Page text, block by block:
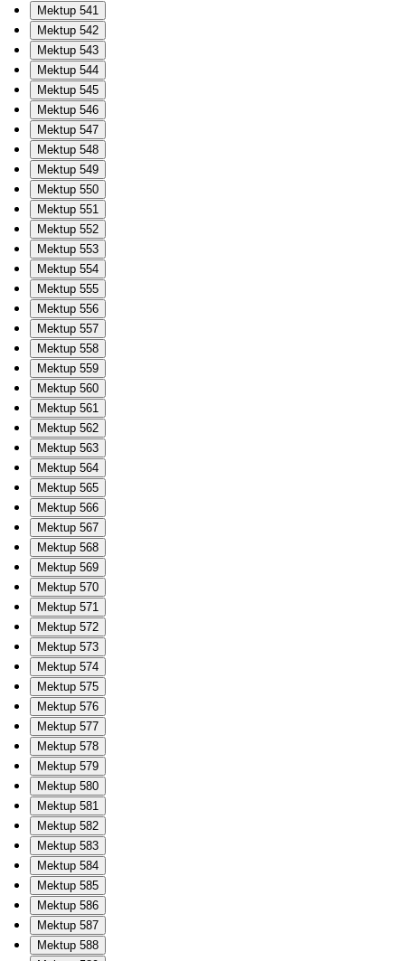
Mektup 541
Mektup 542
Mektup 543
Mektup 544
Mektup 545
Mektup 546
Mektup 547
Mektup 548
Mektup 549
Mektup 550
Mektup 551
Mektup 552
Mektup 553
Mektup 554
Mektup 555
Mektup 556
Mektup 557
Mektup 558
Mektup 559
Mektup 560
Mektup 561
Mektup 562
Mektup 563
Mektup 564
Mektup 565
Mektup 566
Mektup 567
Mektup 568
Mektup 569
Mektup 570
Mektup 571
Mektup 572
Mektup 573
Mektup 574
Mektup 575
Mektup 576
Mektup 577
Mektup 578
Mektup 579
Mektup 580
Mektup 581
Mektup 582
Mektup 583
Mektup 584
Mektup 585
Mektup 586
Mektup 587
Mektup 588